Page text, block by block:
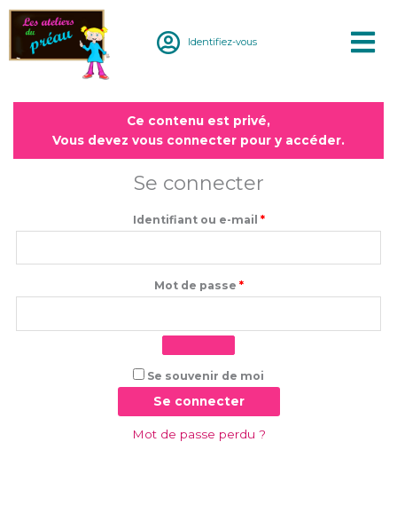
Aller
contenu
Identifiez-vous
Ce contenu est privé,
Vous devez vous connecter pour y accéder.
Se connecter
Identifiant ou e-mail *
Mot de passe *
Obligatoire
Se souvenir de moi
Se connecter
Mot de passe perdu ?